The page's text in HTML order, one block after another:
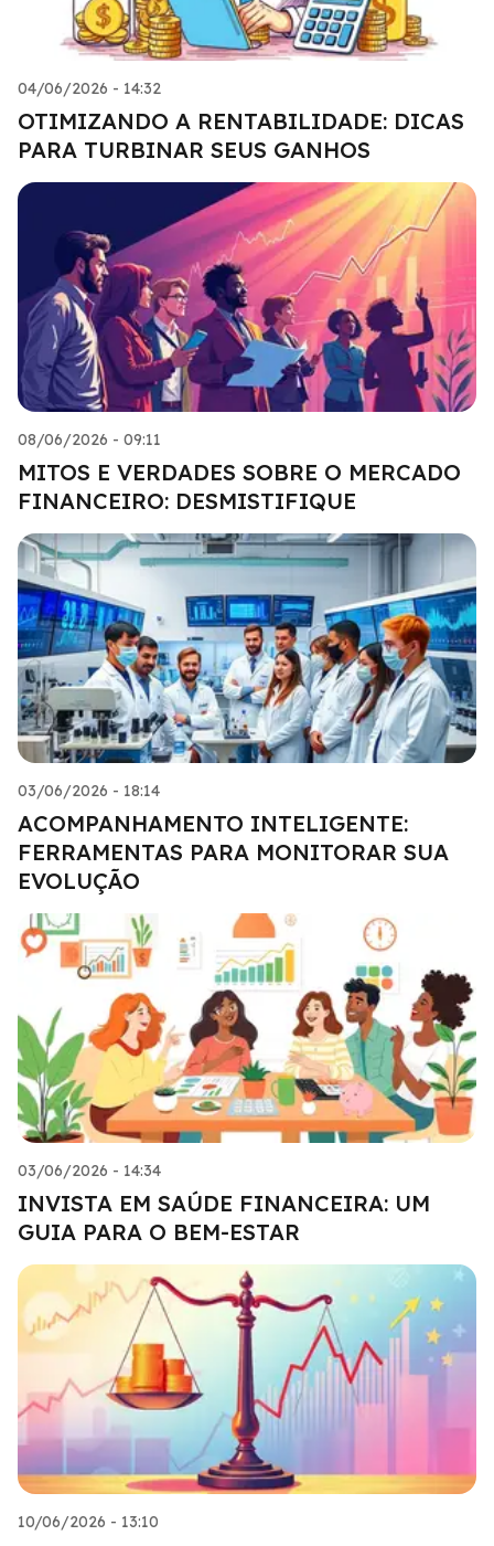
04/06/2026 - 14:32
OTIMIZANDO A RENTABILIDADE: DICAS
PARA TURBINAR SEUS GANHOS
08/06/2026 - 09:11
MITOS E VERDADES SOBRE O MERCADO
FINANCEIRO: DESMISTIFIQUE
03/06/2026 - 18:14
ACOMPANHAMENTO INTELIGENTE:
FERRAMENTAS PARA MONITORAR SUA
EVOLUÇÃO
03/06/2026 - 14:34
INVISTA EM SAÚDE FINANCEIRA: UM
GUIA PARA O BEM-ESTAR
10/06/2026 - 13:10